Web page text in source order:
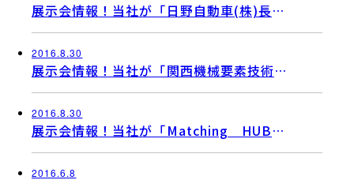
展示会情報！当社が「日野自動車(株)長野
県新技術・新工法展示会」に出展いたしま
す！
2016.8.30
展示会情報！当社が「関西機械要素技術
展」に出展いたします！
2016.8.30
展示会情報！当社が「Matching HUB
Ｋａｎａｚａｗａ 2016」に出展いたし
ます！
2016.6.8